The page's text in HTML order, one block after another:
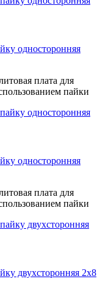
односторонняя
плата для
пайки
односторонняя
плата для
пайки
двухсторонняя 2х8